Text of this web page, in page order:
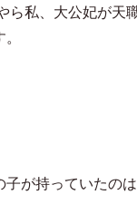
ら私、大公妃が
が持っていたの